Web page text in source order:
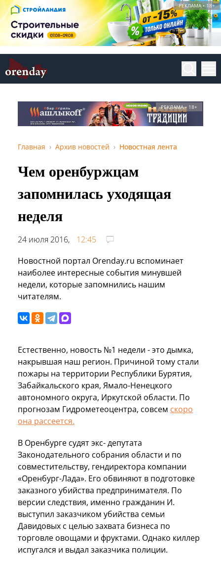
РЕКЛАМА • 18+
РЕКЛАМА • 18+
Главная Архив новостей Новостная лента
Чем оренбуржцам
запомнилась уходящая
неделя
24 июля 2016,
12:45
Новостной портал Orenday.ru вспоминает
наиболее интересные события минувшей
недели, которые запомнились нашим
читателям.
Естественно, новость №1 недели - это дымка,
накрывшая наш регион. Причиной тому стали
пожары на территории Республики Бурятия,
Забайкальского края, Ямало-Ненецкого
автономного округа, Иркутской области. По
прогнозам Гидрометеоцентра, совсем скоро
она рассеется.
В Оренбурге судят экс- депутата
Законодательного собрания области и по
совместительству, гендиректора компании
«Оренбург-Лада». Его обвиняют в подготовке
заказного убийства предпринимателя. По
версии следствия, именно гражданин И.
выступил заказчиком убийства семьи
Давидовых с целью захвата бизнеса по
торговле овощами и фруктами. Однако киллер
испугался и выдал заказчика полиции.